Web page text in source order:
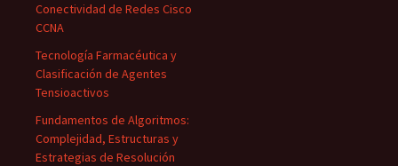
Conectividad de Redes Cisco
CCNA
Tecnología Farmacéutica y
Clasificación de Agentes
Tensioactivos
Fundamentos de Algoritmos:
Complejidad, Estructuras y
Estrategias de Resolución